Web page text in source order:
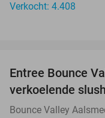
Verkocht: 4.408
Entree Bounce
verkoelende
Bounce Valley